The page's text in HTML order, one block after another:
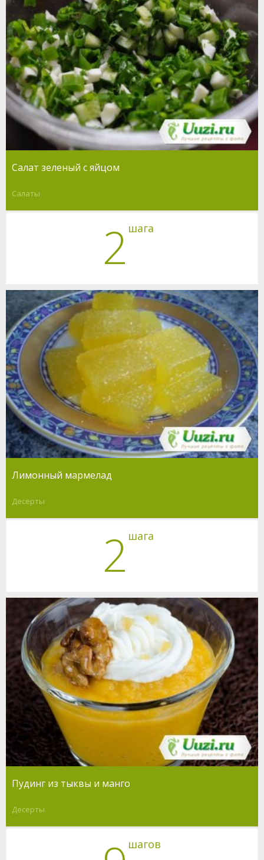
Салат зеленый с яйцом
Салаты
2 шага
Лимонный мармелад
Десерты
2 шага
Пудинг из тыквы и манго
Десерты
шагов